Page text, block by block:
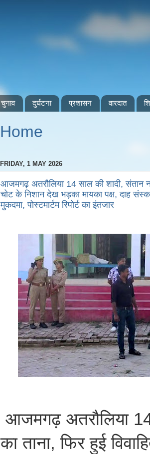
चुनाव दुर्घटना प्रशासन वारदात
Home
FRIDAY, 1 MAY 2026
आजमगढ़ अतरौलिया 14 साल की शादी, संतान न
चोट के निशान देख भड़का मायका पक्ष, दाह
मुकदमा, पोस्टमार्टम रिपोर्ट का इंतजार
आजमगढ़ अतरौलिया
का ताना, फिर हुई